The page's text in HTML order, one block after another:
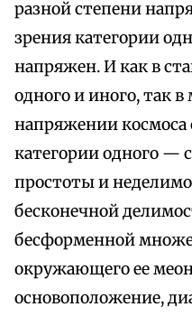
разной степени
зрения категории
напряжен. И как в
одного и иного, так
напряжении космоса
категории одного —
простоты и
бесконечной
бесформенной
окружающего ее
основоположение,